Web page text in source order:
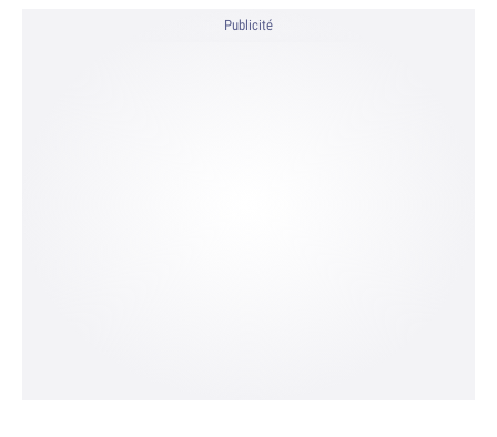
Publicité